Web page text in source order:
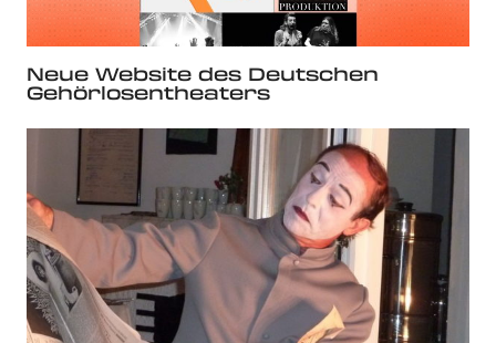
Neue Website des Deutschen
Gehörlosentheaters